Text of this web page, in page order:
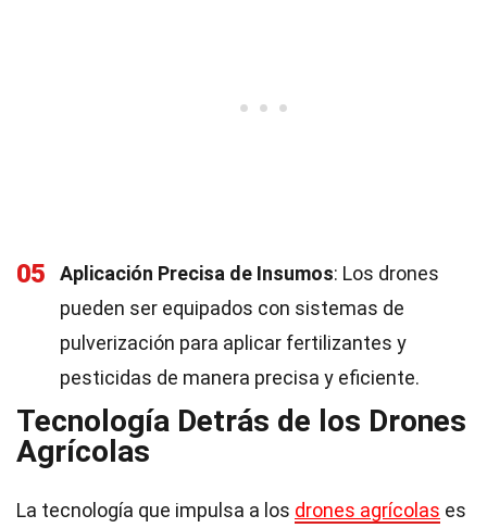
05 Aplicación Precisa de Insumos: Los drones
pueden ser equipados con sistemas de
pulverización para aplicar fertilizantes y
pesticidas de manera precisa y eficiente.
Tecnología Detrás de los Drones
Agrícolas
La tecnología que impulsa a los drones agrícolas es